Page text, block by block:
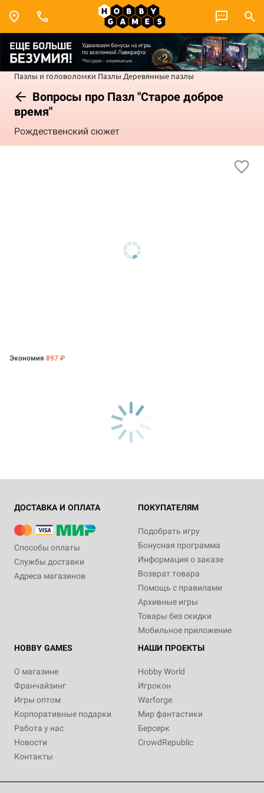
Пазлы и головоломки Пазлы Деревянные пазлы
Вопросы про Пазл "Старое доброе
время"
Рождественский сюжет
Экономия 897 ₽
ДОСТАВКА И ОПЛАТА
Способы оплаты
Службы доставки
Адреса магазинов
ПОКУПАТЕЛЯМ
Подобрать игру
Бонусная программа
Информация о заказе
Возврат товара
Помощь с правилами
Архивные игры
Товары без скидки
Мобильное приложение
HOBBY GAMES
О магазине
Франчайзинг
Игры оптом
Корпоративные подарки
Работа у нас
Новости
Контакты
НАШИ ПРОЕКТЫ
Hobby World
Игрокон
Warforge
Мир фантастики
Берсерк
CrowdRepublic